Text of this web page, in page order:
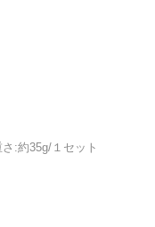
:約35g/１セット